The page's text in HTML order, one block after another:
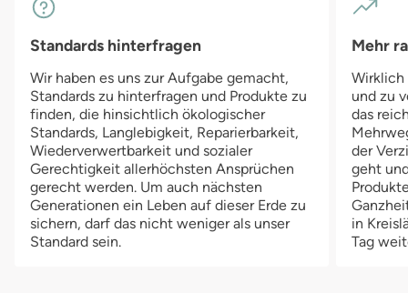
Standards hinterfragen
Wir haben es uns zur Aufgabe gemacht,
Standards zu hinterfragen und Produkte zu
finden, die hinsichtlich ökologischer
Standards, Langlebigkeit, Reparierbarkeit,
Wiederverwertbarkeit und sozialer
Gerechtigkeit allerhöchsten Ansprüchen
gerecht werden. Um auch nächsten
Generationen ein Leben auf dieser Erde zu
sichern, darf das nicht weniger als unser
Standard sein.
Mehr
Wirklich
und zu
das
der
geht
in
Tag